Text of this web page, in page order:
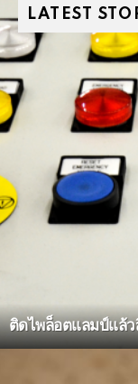
LATEST
ติดไพล็อตแลมป์แล้ว